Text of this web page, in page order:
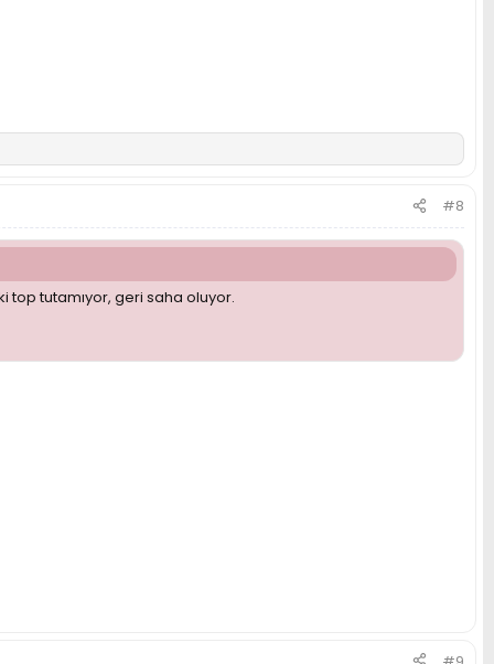
#8
top tutamıyor, geri saha oluyor.